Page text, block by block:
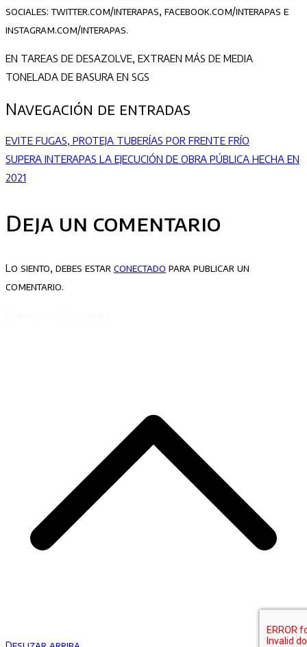
sociales: twitter.com/interapas, facebook.com/interapas e
instagram.com/interapas.
EN TAREAS DE DESAZOLVE, EXTRAEN MÁS DE MEDIA
TONELADA DE BASURA EN SGS
Navegación de entradas
EVITE FUGAS, PROTEJA TUBERÍAS POR FRENTE FRÍO
SUPERA INTERAPAS LA EJECUCIÓN DE OBRA PÚBLICA HECHA EN
2021
Deja un comentario
Lo siento, debes estar conectado para publicar un
comentario.